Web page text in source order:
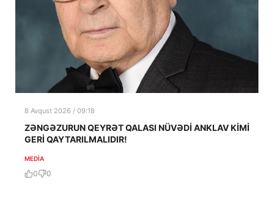
8 Avqust 2026 / 09:18
ZƏNGƏZURUN QEYRƏT QALASI NÜVƏDİ ANKLAV KİMİ
GERİ QAYTARILMALIDIR!
MEDİA
0 0